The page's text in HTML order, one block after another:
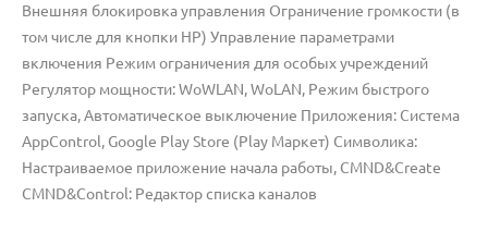
Внешняя блокировка управления Ограничение громкости (в
том числе для кнопки HP) Управление параметрами
включения Режим ограничения для особых учреждений
Регулятор мощности: WoWLAN, WoLAN, Режим быстрого
запуска, Автоматическое выключение Приложения: Система
AppControl, Google Play Store (Play Маркет) Символика:
Настраиваемое приложение начала работы, CMND&Create
CMND&Control: Редактор списка каналов